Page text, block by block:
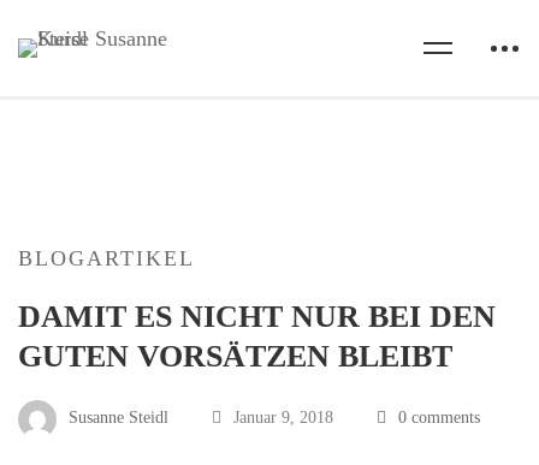
BLOGARTIKEL
DAMIT ES NICHT NUR BEI DEN
GUTEN VORSÄTZEN BLEIBT
Susanne Steidl Januar 9, 2018 0 comments